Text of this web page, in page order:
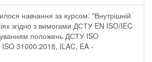
навчання за курсом: "Внутрішній
згідно з вимогами ДСТУ EN ISO/IEC
положень ДСТУ ISO
31000:2018, ILAC, EA -